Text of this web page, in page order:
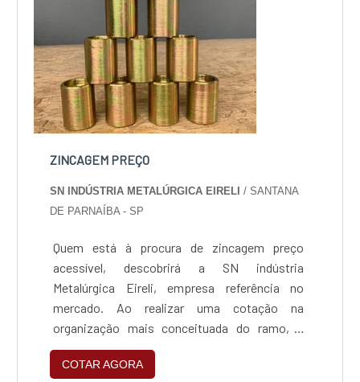
ZINCAGEM PREÇO
SN INDÚSTRIA METALÚRGICA EIRELI/ SANTANA
DE PARNAÍBA - SP
Quem está à procura de zincagem preço
acessível, descobrirá a SN indústria
Metalúrgica Eireli, empresa referência no
mercado. Ao realizar uma cotação na
organização mais conceituada do ramo, o
cliente contará com serviços de excelência e o
suporte de especialistas para sanar eventuais
COTAR AGORA